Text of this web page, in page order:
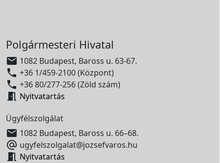
Polgármesteri Hivatal
 1082 Budapest, Baross u. 63-67.
 +36 1/459-2100 (Központ)
 +36 80/277-256 (Zöld szám)
 Nyitvatartás
Ügyfélszolgálat
 1082 Budapest, Baross u. 66–68.
 ugyfelszolgalat@jozsefvaros.hu
 Nyitvatartás